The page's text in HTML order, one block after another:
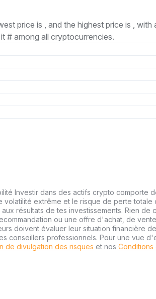
price is , and the highest price is , with
# among all cryptocurrencies.
Investir dans des actifs crypto comporte
volatilité extrême et le risque de perte totale
résultats de tes investissements. Rien de
ou une offre d'achat, de
doivent évaluer leur situation financière
conseillers professionnels. Pour une vue
de divulgation des risques et nos